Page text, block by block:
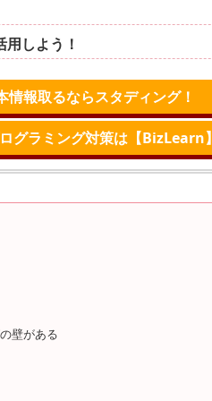
用しよう！
情報取るならスタディング！
グラミング対策は【BizLearn】
壁がある